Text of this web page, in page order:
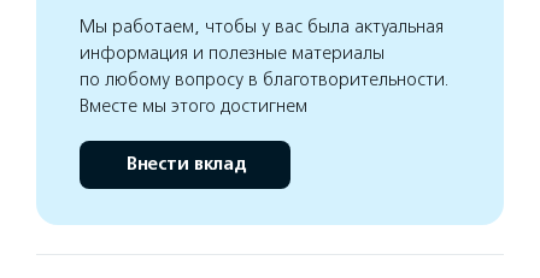
Мы работаем, чтобы у вас была актуальная
информация и полезные материалы
по любому вопросу в благотворительности.
Вместе мы этого достигнем
Внести вклад